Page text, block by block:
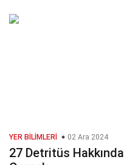
YER BILIMLERI 02 Ara 2024
27 Detritüs Hakkında